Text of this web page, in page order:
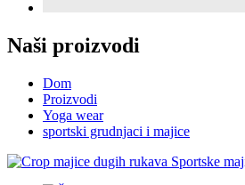
Naši proizvodi
Dom
Proizvodi
Yoga wear
sportski grudnjaci i majice